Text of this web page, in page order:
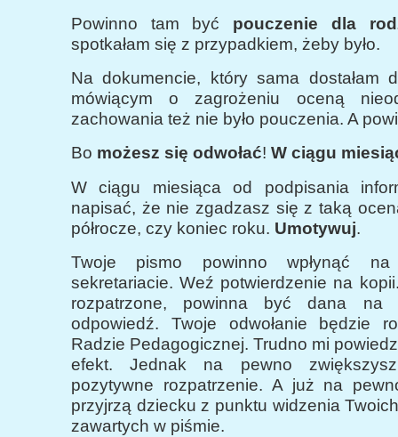
Powinno tam być pouczenie dla
spotkałam się z przypadkiem, żeby było.
Na dokumencie, który sama dostałam
mówiącym o zagrożeniu oceną
zachowania też nie było pouczenia. A
Bo możesz się odwołać! W ciągu
W ciągu miesiąca od podpisania
napisać, że nie zgadzasz się z taką
półrocze, czy koniec roku. Umotywuj.
Twoje pismo powinno wpłynąć
sekretariacie. Weź potwierdzenie na
rozpatrzone, powinna być dana na
odpowiedź. Twoje odwołanie będzie
Radzie Pedagogicznej. Trudno mi
efekt. Jednak na pewno
pozytywne rozpatrzenie. A już na
przyjrzą dziecku z punktu widzenia
zawartych w piśmie.